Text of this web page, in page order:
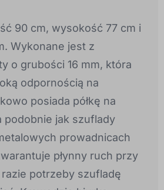
90 cm, wysokość 77 cm i
Wykonane jest z
o grubości 16 mm, która
odpornością na
posiada półkę na
podobnie jak szuflady
prowadnicach
płynny ruch przy
potrzeby szufladę